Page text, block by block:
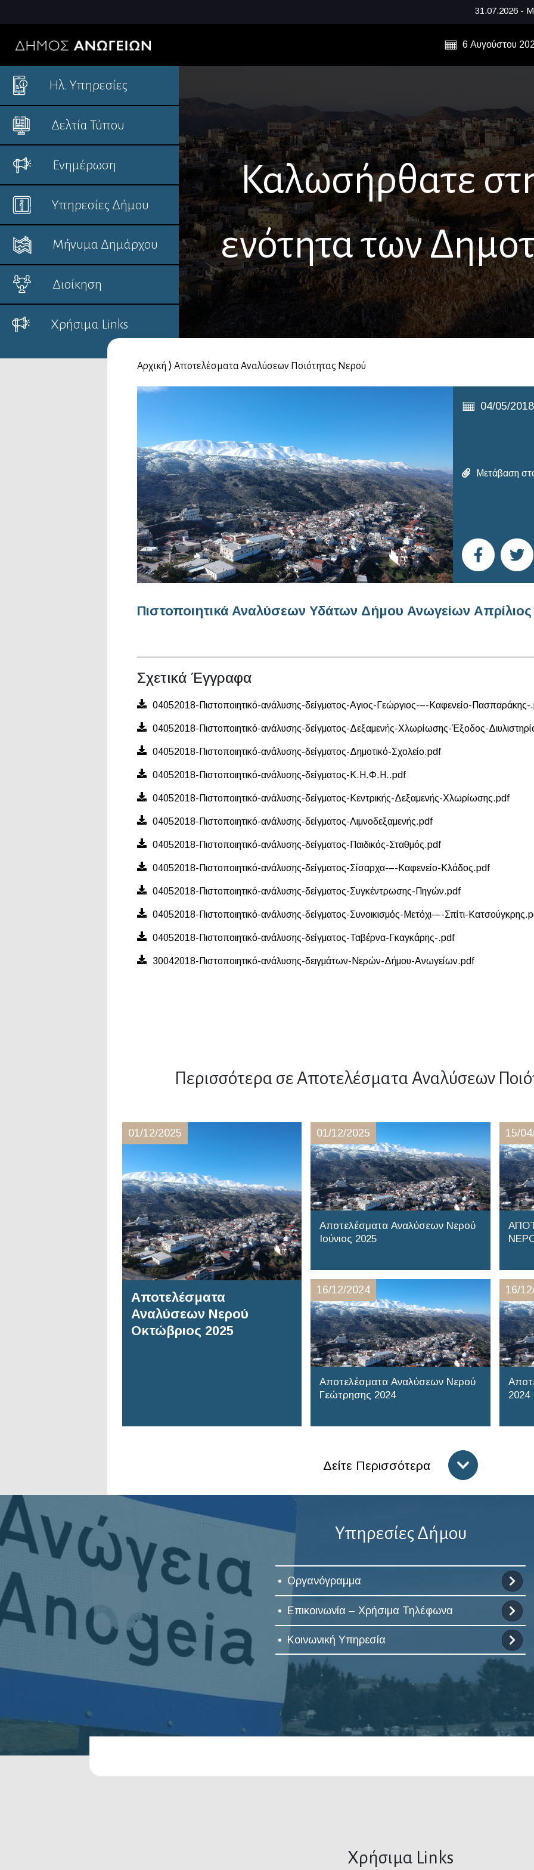
31.07.2026 - Μνήμες,
6 Αυγούστου
Ηλ. Υπηρεσίες
Δελτία Τύπου
Ενημέρωση
Υπηρεσίες Δήμου
Μήνυμα Δημάρχου
Διοίκηση
Χρήσιμα Links
Καλωσήρθατε
ενότητα των
Αρχική ⟩ Αποτελέσματα Αναλύσεων Ποιότητας Νερού
04/05/2018
Μετάβαση
Πιστοποιητικά Αναλύσεων Υδάτων Δήμου Ανωγείων Απρίλιος
Σχετικά Έγγραφα
04052018-Πιστοποιητικό-ανάλυσης-δείγματος-Αγιος-Γεώργιος-–-Καφενείο-Πασπαράκης-
04052018-Πιστοποιητικό-ανάλυσης-δείγματος-Δεξαμενής-Χλωρίωσης-Έξοδος-
04052018-Πιστοποιητικό-ανάλυσης-δείγματος-Δημοτικό-Σχολείο.pdf
04052018-Πιστοποιητικό-ανάλυσης-δείγματος-Κ.Η.Φ.Η..pdf
04052018-Πιστοποιητικό-ανάλυσης-δείγματος-Κεντρικής-Δεξαμενής-Χλωρίωσης.pdf
04052018-Πιστοποιητικό-ανάλυσης-δείγματος-Λιμνοδεξαμενής.pdf
04052018-Πιστοποιητικό-ανάλυσης-δείγματος-Παιδικός-Σταθμός.pdf
04052018-Πιστοποιητικό-ανάλυσης-δείγματος-Σίσαρχα-–-Καφενείο-Κλάδος.pdf
04052018-Πιστοποιητικό-ανάλυσης-δείγματος-Συγκέντρωσης-Πηγών.pdf
04052018-Πιστοποιητικό-ανάλυσης-δείγματος-Συνοικισμός-Μετόχι-–-Σπίτι-
04052018-Πιστοποιητικό-ανάλυσης-δείγματος-Ταβέρνα-Γκαγκάρης-.pdf
30042018-Πιστοποιητικό-ανάλυσης-δειγμάτων-Νερών-Δήμου-Ανωγείων.pdf
Περισσότερα σε Αποτελέσματα Αναλύσεων
01/12/2025
Αποτελέσματα
Αναλύσεων Νερού
Οκτώβριος 2025
01/12/2025
Αποτελέσματα Αναλύσεων Νερού
Ιούνιος 2025
15/
16/12/2024
Αποτελέσματα Αναλύσεων Νερού
Γεώτρησης 2024
16/
2024
Δείτε Περισσότερα
Υπηρεσίες Δήμου
Οργανόγραμμα
Επικοινωνία – Χρήσιμα Τηλέφωνα
Κοινωνική Υπηρεσία
Χρήσιμα Links